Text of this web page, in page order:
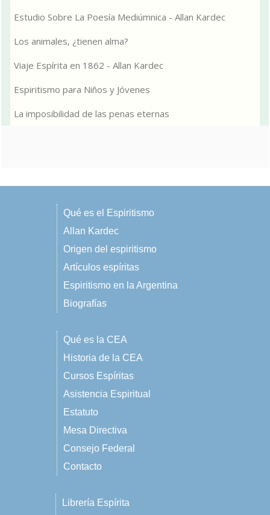
Estudio Sobre La Poesía Mediúmnica - Allan Kardec
Los animales, ¿tienen alma?
Viaje Espírita en 1862 - Allan Kardec
Espiritismo para Niños y Jóvenes
La imposibilidad de las penas eternas
Qué es el Espiritismo
Allan Kardec
Origen del espiritismo
Artículos espíritas
Espiritismo en la Argentina
Biografías
Qué es la CEA
Historia de la CEA
Cursos Espíritas
Asistencia Espiritual
Estatuto
Mesa Directiva
Consejo Federal
Contacto
Librería Espírita